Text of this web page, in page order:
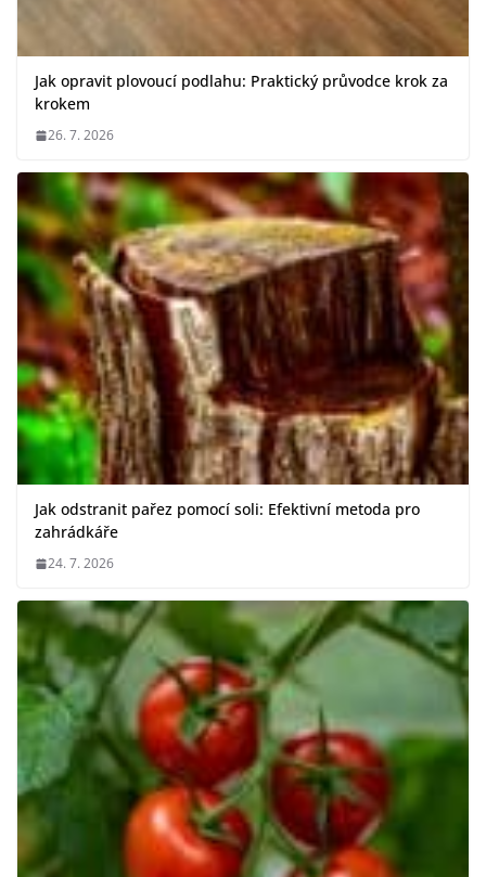
Jak opravit plovoucí podlahu: Praktický průvodce krok za
krokem
26. 7. 2026
Jak odstranit pařez pomocí soli: Efektivní metoda pro
zahrádkáře
24. 7. 2026